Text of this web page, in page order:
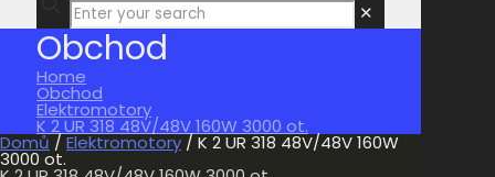
✕
Obchod
Home
Obchod
Elektromotory
K 2 UR 318 48V/48V 160W 3000 ot.
Domů / Elektromotory / K 2 UR 318 48V/48V 160W
3000 ot.